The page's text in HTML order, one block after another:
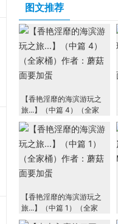
图文推荐
【香艳淫靡的海滨游玩之
旅...】（中篇 4）（全家
桶）作者：蘑菇面要加蛋
【香艳淫靡的海滨游玩之
旅...】（中篇 1）（全家
桶）作者：蘑菇面要加蛋